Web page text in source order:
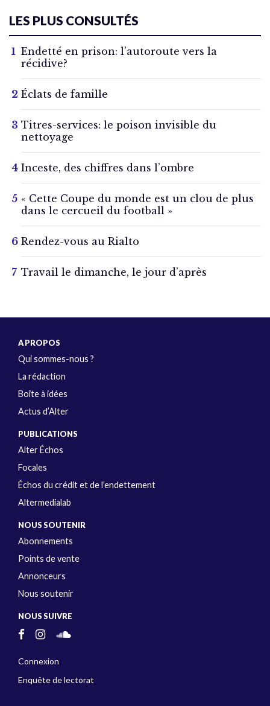
LES PLUS CONSULTÉS
Endetté en prison: l’autoroute vers la
récidive?
Éclats de famille
Titres-services: le poison invisible du
nettoyage
Inceste, des chiffres dans l’ombre
« Cette Coupe du monde est un clou de plus
dans le cercueil du football »
Rendez-vous au Rialto
Travail le dimanche, le jour d’après
A PROPOS
Qui sommes-nous ?
La rédaction
Boîte à idées
Actus d’Alter
PUBLICATIONS
Alter Échos
Focales
Échos du crédit et de l’endettement
Altermedialab
NOUS SOUTENIR
Abonnements
Points de vente
Annonceurs
Nous soutenir
NOUS SUIVRE
Connexion
Enquête de lectorat